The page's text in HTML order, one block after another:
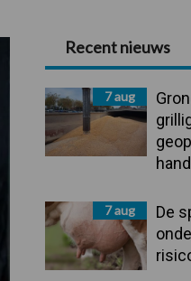
Primaire
Sidebar
Recent nieuws
7 aug
7 aug
De